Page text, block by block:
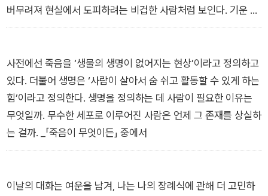
버무려져 현실에서 도피하려는 비겁한 사람처럼 보인다. 기운 없
이 이불 속에 있을 때든 생기가 차올라 움직일 때든, 어느 때든 나
사전에선 죽음을 ‘생물의 생명이 없어지는 현상’이라고 정의하고
있다. 더불어 생명은 ‘사람이 살아서 숨 쉬고 활동할 수 있게 하는
힘’이라고 정의한다. 생명을 정의하는 데 사람이 필요한 이유는
무엇일까. 무수한 세포로 이루어진 사람은 언제 그 존재를 상실하
는 걸까. _「죽음이 무엇이든」 중에서
이날의 대화는 여운을 남겨, 나는 나의 장례식에 관해 더 고민하